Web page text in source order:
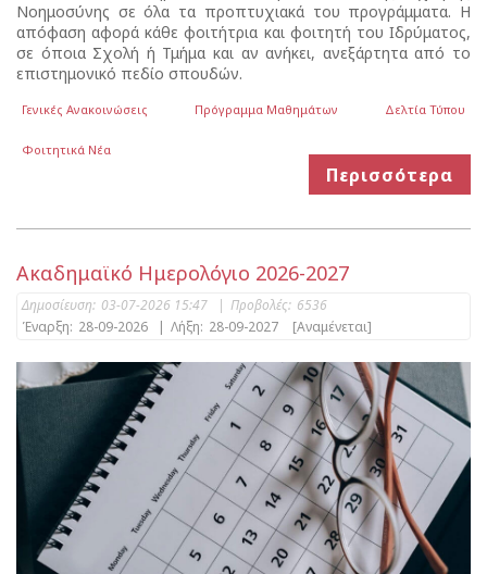
Νοημοσύνης σε όλα τα προπτυχιακά του προγράμματα. Η
απόφαση αφορά κάθε φοιτήτρια και φοιτητή του Ιδρύματος,
σε όποια Σχολή ή Τμήμα και αν ανήκει, ανεξάρτητα από το
επιστημονικό πεδίο σπουδών.
Γενικές Ανακοινώσεις Πρόγραμμα Μαθημάτων Δελτία Τύπου
Φοιτητικά Νέα
Περισσότερα
Ακαδημαϊκό Ημερολόγιο 2026-2027
Δημοσίευση: 03-07-2026 15:47 | Προβολές: 6536
Έναρξη: 28-09-2026 | Λήξη: 28-09-2027 [Αναμένεται]